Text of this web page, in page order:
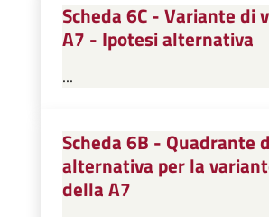
Scheda 6C - Variante di
A7 - Ipotesi alternativa
...
Scheda 6B - Quadrante
alternativa per la
della A7